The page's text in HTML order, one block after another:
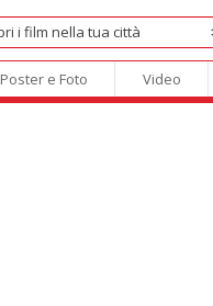
Poster e Foto Video